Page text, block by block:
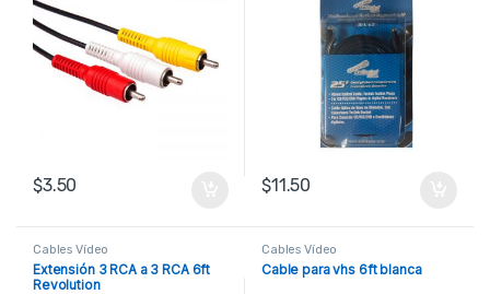
$3.50 $11.50
Cables Vídeo
Extensión 3 RCA a 3 RCA 6ft
Revolution
Cables Vídeo
Cable para vhs 6ft blanca